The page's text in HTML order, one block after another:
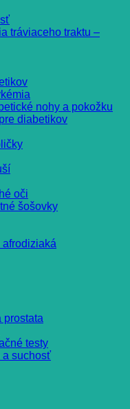
tráviaceho traktu –
nohy a pokožku
diabetikov
oči
šošovky
prostata
testy
a suchosť